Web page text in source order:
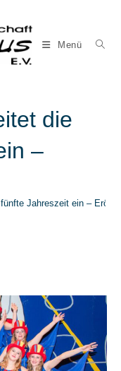
Menü
die
–
Jahreszeit ein –